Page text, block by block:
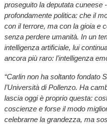
proseguito la deputata cuneese
profondamente politica: che il
con il terrore, ma con la gioia e
senza perdere umanità. In un
intelligenza artificiale, lui
ancora più raro: l’intelligenza
“Carlin non ha soltanto fondato
l’Università di Pollenzo. Ha
lascia oggi è proprio questa:
coscienze e forse il modo
celebrarne la grandezza, ma